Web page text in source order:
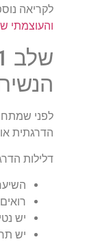
לקריאה
והעוצמתי
לפני
הדרגתית
דלילות
יש
יש